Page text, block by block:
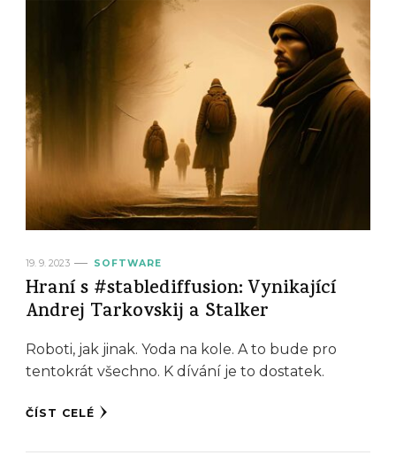
19. 9. 2023 SOFTWARE
Hraní s #stablediffusion: Vynikající
Andrej Tarkovskij a Stalker
Roboti, jak jinak. Yoda na kole. A to bude pro
tentokrát všechno. K dívání je to dostatek.
ČÍST CELÉ